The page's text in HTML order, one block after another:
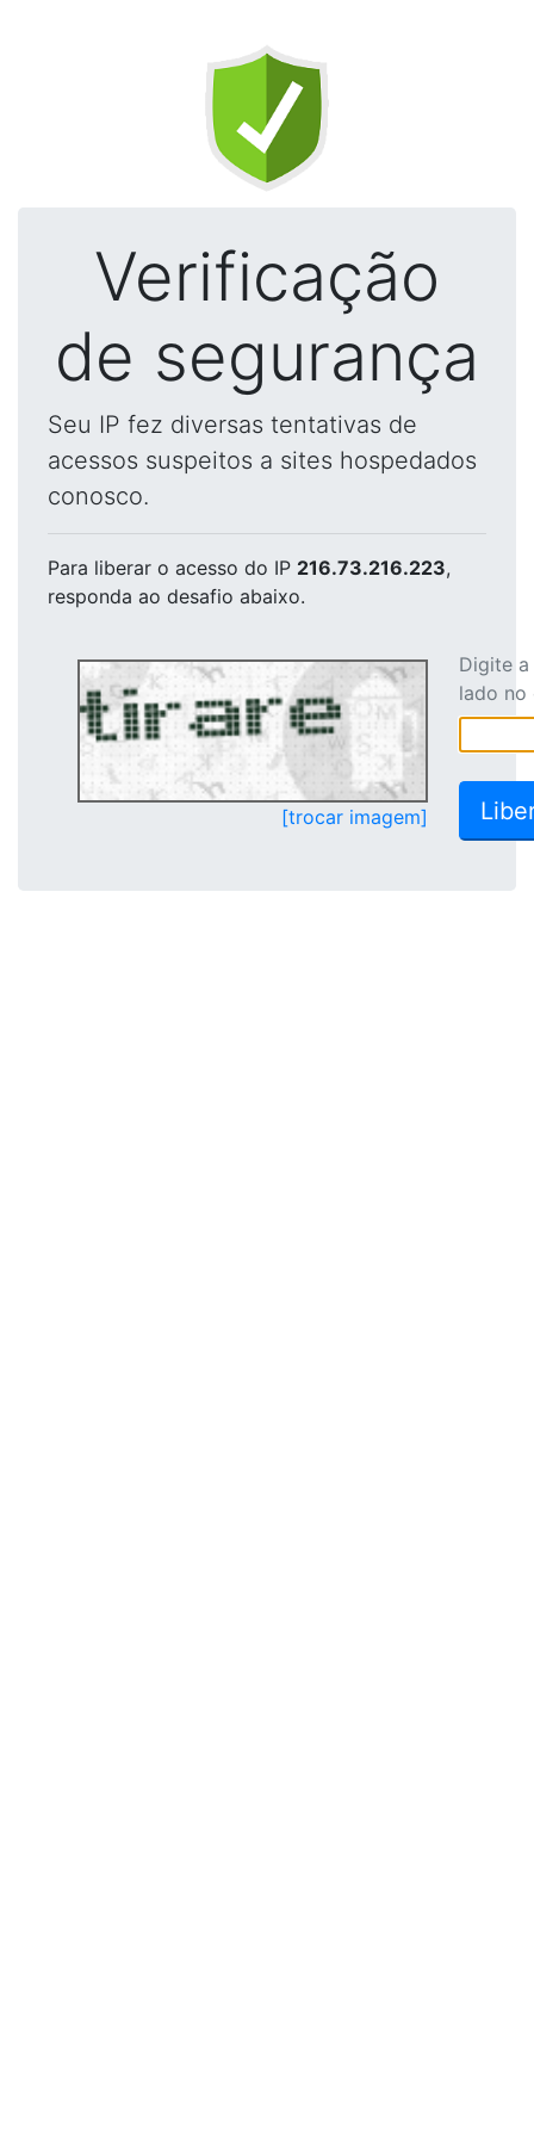
Verificação
de segurança
Seu IP fez diversas tentativas de
acessos suspeitos a sites hospedados
conosco.
Para liberar o acesso do IP 216.73.216.223,
responda ao desafio abaixo.
[trocar imagem]
Digite
lado no